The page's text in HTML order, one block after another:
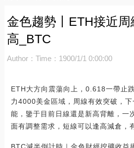
金色趨勢丨ETH接近周
高_BTC
Author： Time：1900/1/1 0:00:00
ETH大方向震蕩向上，0.618一帶止
力4000美金區域，周線有效突破，
能，鑒于目前日線還是新高背離，一
面有調整需求，短線可以逢高減倉，